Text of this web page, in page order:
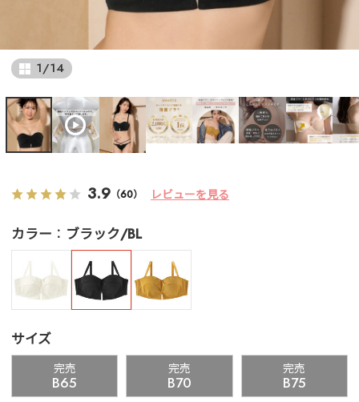
1/14
3.9 （60） レビューを見る
カラー ブラック/BL
サイズ
完売
B65
完売
B70
完売
B75